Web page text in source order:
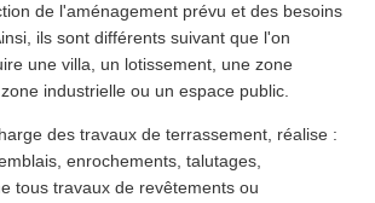
de l'aménagement prévu et des besoins
ils sont différents suivant que l'on
une villa, un lotissement, une zone
industrielle ou un espace public.
des travaux de terrassement, réalise :
enrochements, talutages,
tous travaux de revêtements ou